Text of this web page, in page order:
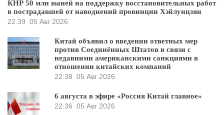
КНР 50 млн юаней на поддержку восстановительных работ
в пострадавшей от наводнений провинции Хэйлунцзян
22:39 05 Авг 2026
Китай объявил о введении ответных мер
против Соединённых Штатов в связи с
недавними американскими санкциями в
отношении китайских компаний
22:38 05 Авг 2026
6 августа в эфире «Россия Китай главное»
22:36 05 Авг 2026